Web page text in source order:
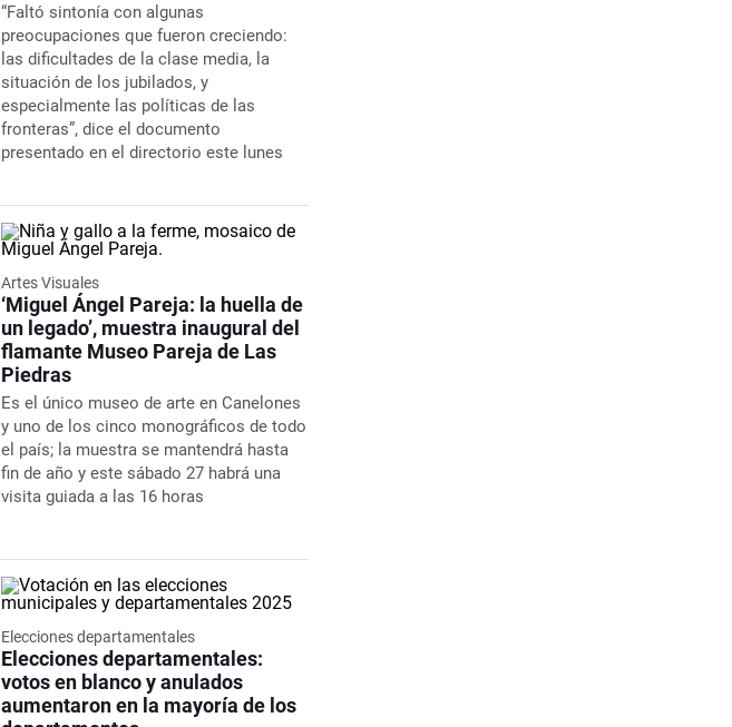
“Faltó sintonía con algunas
preocupaciones que fueron creciendo:
las dificultades de la clase media, la
situación de los jubilados, y
especialmente las políticas de las
fronteras”, dice el documento
presentado en el directorio este lunes
Artes Visuales
‘Miguel Ángel Pareja: la huella de
un legado’, muestra inaugural del
flamante Museo Pareja de Las
Piedras
Es el único museo de arte en Canelones
y uno de los cinco monográficos de todo
el país; la muestra se mantendrá hasta
fin de año y este sábado 27 habrá una
visita guiada a las 16 horas
Elecciones departamentales
Elecciones departamentales:
votos en blanco y anulados
aumentaron en la mayoría de los